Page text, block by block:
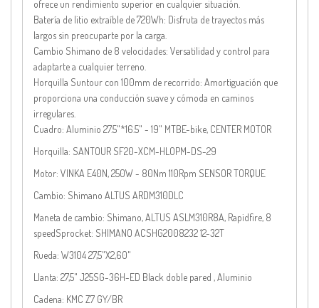
ofrece un rendimiento superior en cualquier situación.
Batería de litio extraíble de 720Wh: Disfruta de trayectos más
largos sin preocuparte por la carga.
Cambio Shimano de 8 velocidades: Versatilidad y control para
adaptarte a cualquier terreno.
Horquilla Suntour con 100mm de recorrido: Amortiguación que
proporciona una conducción suave y cómoda en caminos
irregulares.
Cuadro: Aluminio 27.5"*16.5" - 19" MTBE-bike, CENTER MOTOR
Horquilla: SANTOUR SF20-XCM-HLOPM-DS-29
Motor: VINKA E40N, 250W - 80Nm 110Rpm SENSOR TORQUE
Cambio: Shimano ALTUS ARDM310DLC
Maneta de cambio: Shimano, ALTUS ASLM310R8A, Rapidfire, 8
speedSprocket: SHIMANO ACSHG2008232 12-32T
Rueda: W3104 27,5"X2,60"
Llanta: 27,5" J25SG-36H-ED Black doble pared , Aluminio
Cadena: KMC Z7 GY/BR